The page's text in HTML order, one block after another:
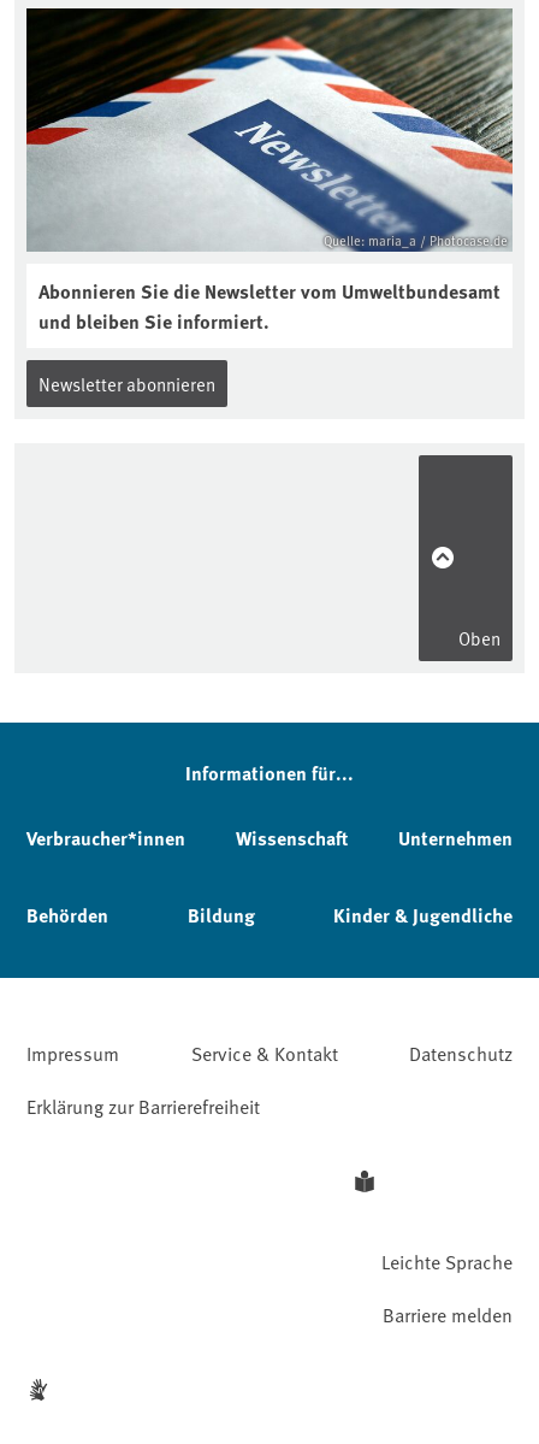
Quelle: maria_a / Photocase.de
Abonnieren Sie die Newsletter vom Umweltbundesamt
und bleiben Sie informiert.
Newsletter abonnieren
Oben
Informationen für...
Verbraucher*innen Wissenschaft Unternehmen
Behörden Bildung Kinder & Jugendliche
Impressum Service & Kontakt
Datenschutz
Erklärung zur Barrierefreiheit
Leichte Sprache
Barriere melden